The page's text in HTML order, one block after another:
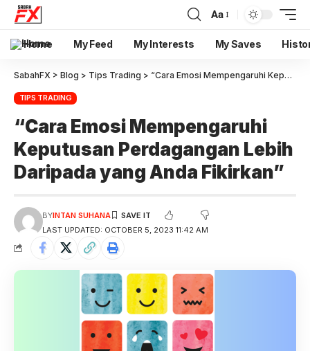
Aa
Home My Feed My Interests My Saves
SabahFX > Blog > Tips Trading > “Cara Emosi Mempengaruhi Keputusan Perdagangan Lebih Daripada yang Anda Fikirkan”
TIPS TRADING
“Cara Emosi Mempengaruhi
Keputusan Perdagangan Lebih
Daripada yang Anda Fikirkan”
LAST UPDATED: OCTOBER 5, 2023 11:42 AM
BYINTAN SUHANA